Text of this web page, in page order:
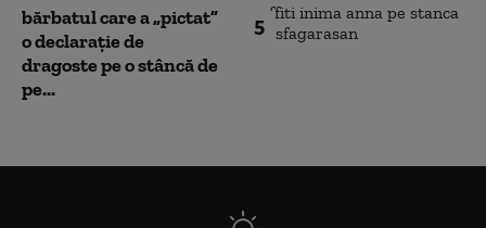
5
bărbatul care a „pictat”
o declarație de
dragoste pe o stâncă de
pe...